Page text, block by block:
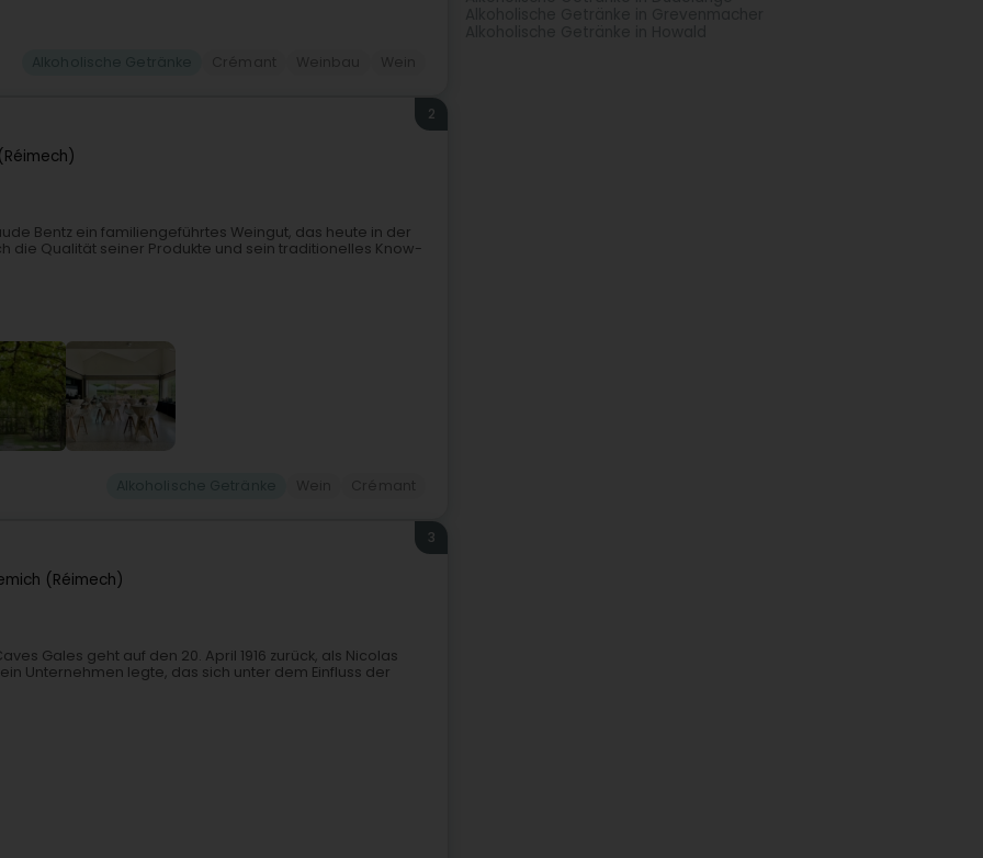
2
Bentz ein familiengeführtes Weingut, das heute in der
die Qualität seiner Produkte und sein traditionelles Know-
(Réimech)
3
Gales geht auf den 20. April 1916 zurück, als Nicolas
Unternehmen legte, das sich unter dem Einfluss der